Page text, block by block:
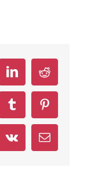
LinkedInReddit
Tumblr
Vk Email